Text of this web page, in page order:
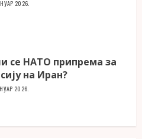
2026.
се НАТО припрема за
на Иран?
2026.